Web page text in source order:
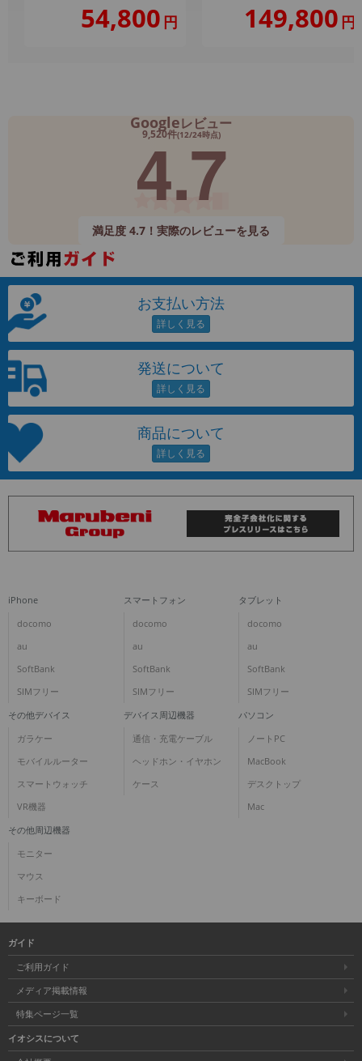
54,800 円 149,800 円
Googleレビュー
9,520件(12/24時点)
4.7
満足度 4.7！実際のレビューを見る
お支払い方法
発送について
商品について
iPhone
docomo
au
SoftBank
SIMフリー
スマートフォン
docomo
au
SoftBank
SIMフリー
タブレット
docomo
au
SoftBank
SIMフリー
その他デバイス
ガラケー
モバイルルーター
スマートウォッチ
VR機器
デバイス周辺機器
通信・充電ケーブル
ヘッドホン・イヤホン
ケース
パソコン
ノートPC
MacBook
デスクトップ
Mac
その他周辺機器
モニター
マウス
キーボード
ガイド
ご利用ガイド
メディア掲載情報
特集ページ一覧
イオシスについて